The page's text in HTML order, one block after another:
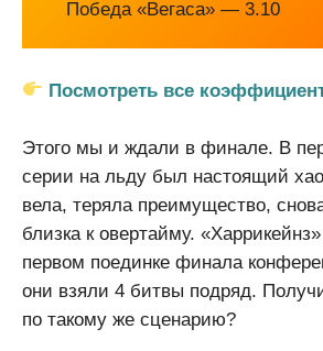
Победа «Вегаса» — 3.10
Посмотреть все
Этого мы и ждали в финале. В
серии на льду был настоящий
вела, теряла преимущество,
близка к овертайму.
первом поединке финала
они взяли 4 битвы подряд.
по такому же сценарию?